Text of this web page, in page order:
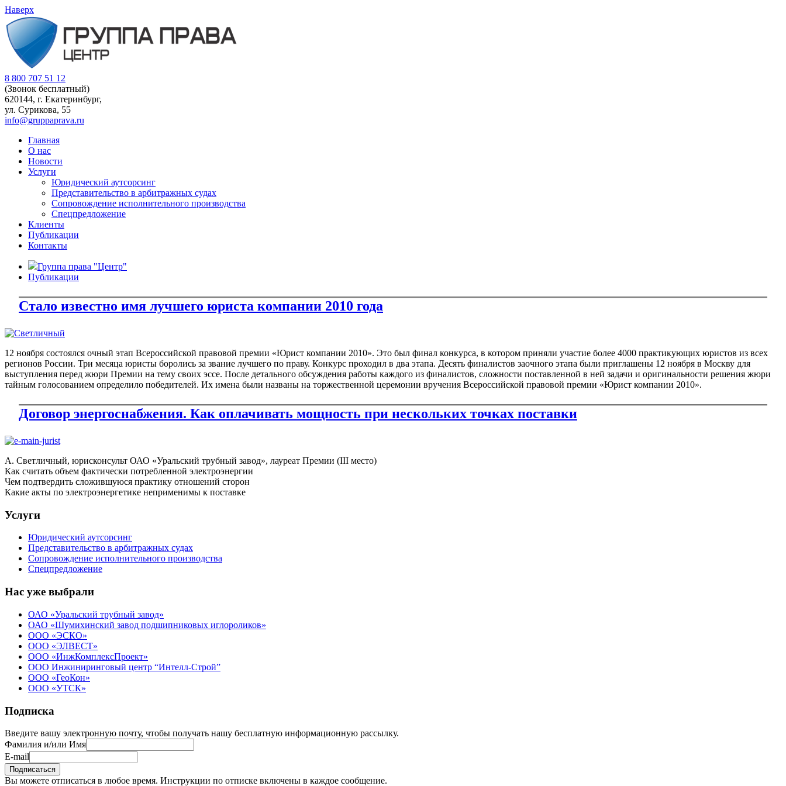
Наверх
8 800 707 51 12
(Звонок бесплатный)
620144, г. Екатеринбург,
ул. Сурикова, 55
info@gruppaprava.ru
Главная
О нас
Новости
Услуги
Юридический аутсорсинг
Представительство в арбитражных судах
Сопровождение исполнительного производства
Спецпредложение
Клиенты
Публикации
Контакты
Группа права "Центр"
Публикации
Стало известно имя лучшего юриста компании 2010 года
12 ноября состоялся очный этап Всероссийской правовой премии «Юрист компании 2010». Это был финал конкурса, в котором приняли участие более 4000 практикующих юристов из всех
регионов России. Три месяца юристы боролись за звание лучшего по праву. Конкурс проходил в два этапа. Десять финалистов заочного этапа были приглашены 12 ноября в Москву для
выступления перед жюри Премии на тему своих эссе. После детального обсуждения работы каждого из финалистов, сложности поставленной в ней задачи и оригинальности решения жюри
тайным голосованием определило победителей. Их имена были названы на торжественной церемонии вручения Всероссийской правовой премии «Юрист компании 2010».
Договор энергоснабжения. Как оплачивать мощность при нескольких точках поставки
А. Светличный, юрисконсульт ОАО «Уральский трубный завод», лауреат Премии (III место)
Как считать объем фактически потребленной электроэнергии
Чем подтвердить сложившуюся практику отношений сторон
Какие акты по электроэнергетике неприменимы к поставке
Услуги
Юридический аутсорсинг
Представительство в арбитражных судах
Сопровождение исполнительного производства
Спецпредложение
Нас уже выбрали
ОАО «Уральский трубный завод»
ОАО «Шумихинский завод подшипниковых иглороликов»
ООО «ЭСКО»
ООО «ЭЛВЕСТ»
ООО «ИнжКомплексПроект»
ООО Инжиниринговый центр “Интелл-Строй”
ООО «ГеоКон»
ООО «УТСК»
Подписка
Введите вашу электронную почту, чтобы получать нашу бесплатную информационную рассылку.
Фамилия и/или Имя
E-mail
Подписаться
Вы можете отписаться в любое время. Инструкции по отписке включены в каждое сообщение.